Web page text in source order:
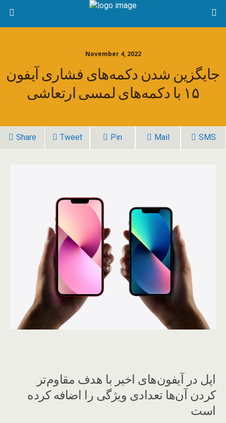
November 4, 2022
جایگزین شدن دکمه‌های فشاری آیفون
۱۵ با دکمه‌های لمسی ارتعاشی
Share Tweet Pin Mail SMS
اپل در آیفون‌های اخیر با هدف مقاوم‌تر
کردن آن‌ها تعدادی ویژگی را اضافه کرده
است